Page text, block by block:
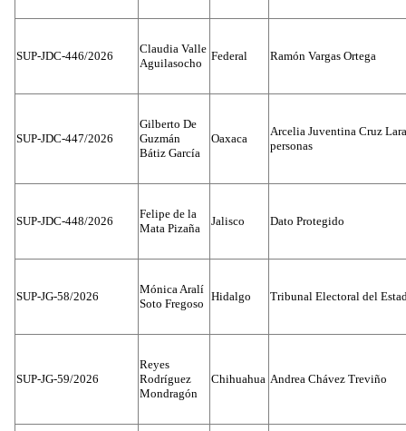
SUP-JDC-446/2026
Claudia Valle
Aguilasocho
Federal Ramón Vargas Ortega
SUP-JDC-447/2026
Gilberto De
Guzmán
Bátiz García
Oaxaca
Arcelia Juventina Cruz
personas
SUP-JDC-448/2026
Felipe de la
Mata Pizaña
Jalisco Dato Protegido
SUP-JG-58/2026
Mónica Aralí
Soto Fregoso
Hidalgo Tribunal Electoral del
SUP-JG-59/2026
Reyes
Rodríguez
Mondragón
Chihuahua Andrea Chávez Treviño